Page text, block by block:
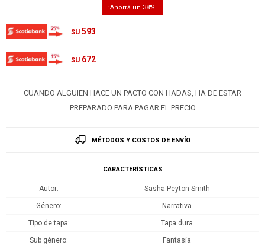
38
$U 593
$U 672
CUANDO ALGUIEN HACE UN PACTO CON HADAS, HA DE ESTAR
PREPARADO PARA PAGAR EL PRECIO
MÉTODOS Y COSTOS DE ENVÍO
CARACTERÍSTICAS
Autor Sasha Peyton Smith
Género Narrativa
Tipo de tapa Tapa dura
Sub género Fantasía